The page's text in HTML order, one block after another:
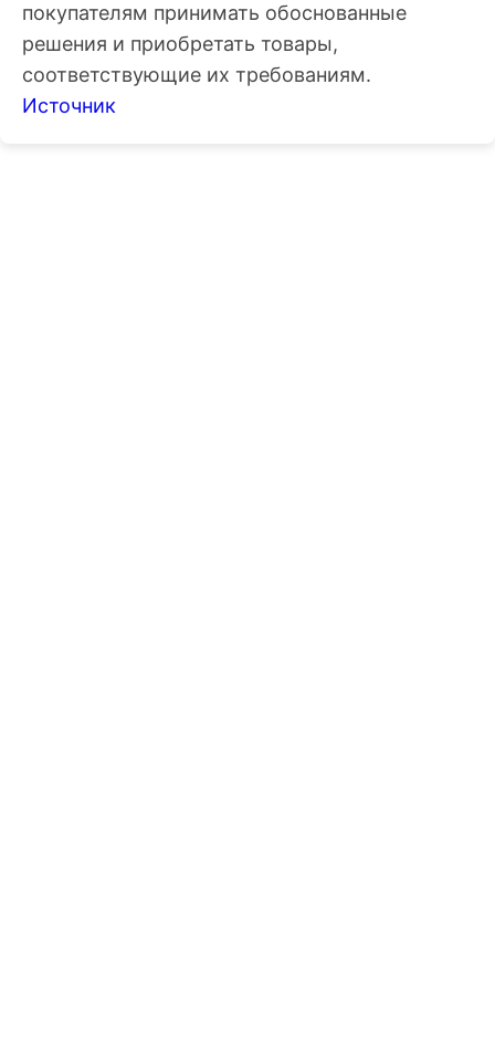
покупателям принимать обоснованные
решения и приобретать товары,
соответствующие их требованиям.
Источник